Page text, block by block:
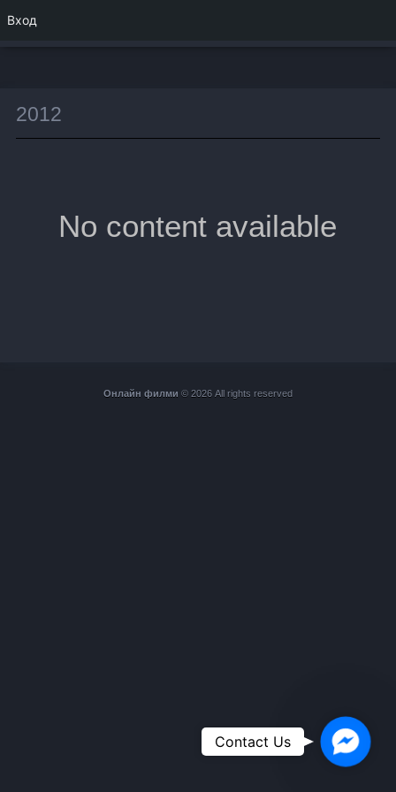
2012
No content available
Онлайн филми © 2026 All rights reserved
Вход
Contact Us